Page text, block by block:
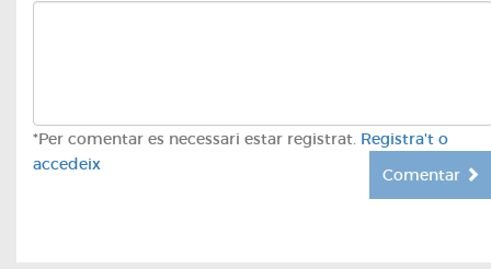
*Per comentar es necessari estar registrat. Registra't o
accedeix
Comentar